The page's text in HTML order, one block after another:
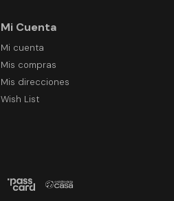
Mi Cuenta
Mi cuenta
Mis compras
Mis direcciones
Wish List